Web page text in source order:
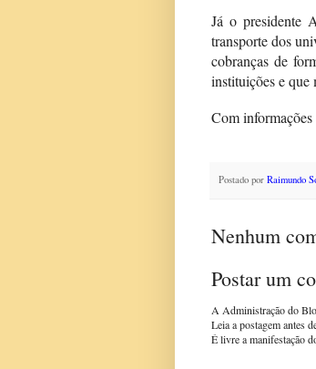
Já o presidente
transporte dos
cobranças de
instituições e que
Com
Postado por Raimundo
Nenhum
Postar um
A Administração do
Leia a postagem antes
É livre a manifestação